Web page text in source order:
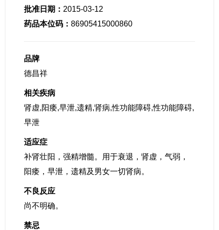
批准日期： 2015-03-12
药品本位码： 86905415000860
品牌
德昌祥
相关疾病
肾虚,阳痿,早泄,遗精,肾病,性功能障碍,性功能障碍,
早泄
适应症
补肾壮阳，强精增髓。用于衰退，肾虚，气弱，
阳痿，早泄，遗精及男女一切肾病。
不良反应
尚不明确。
禁忌